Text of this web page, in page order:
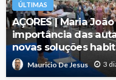
ÚLTIMAS
AÇORES | Maria
importância das
novas soluções
Mauricio De Jesus 3